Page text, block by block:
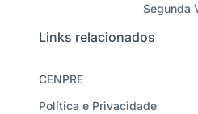
Segunda
Links relacionados
CENPRE
Política e Privacidade